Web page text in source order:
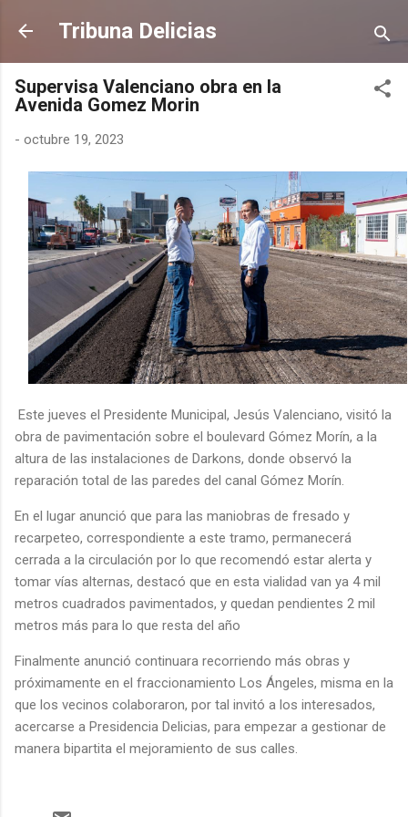
Ir al contenido principal
Tribuna Delicias
Supervisa Valenciano obra en la
Avenida Gomez Morin
- octubre 19, 2023
Este jueves el Presidente Municipal, Jesús Valenciano, visitó la
obra de pavimentación sobre el boulevard Gómez Morín, a la
altura de las instalaciones de Darkons, donde observó la
reparación total de las paredes del canal Gómez Morín.
En el lugar anunció que para las maniobras de fresado y
recarpeteo, correspondiente a este tramo, permanecerá
cerrada a la circulación por lo que recomendó estar alerta y
tomar vías alternas, destacó que en esta vialidad van ya 4 mil
metros cuadrados pavimentados, y quedan pendientes 2 mil
metros más para lo que resta del año
Finalmente anunció continuara recorriendo más obras y
próximamente en el fraccionamiento Los Ángeles, misma en la
que los vecinos colaboraron, por tal invitó a los interesados,
acercarse a Presidencia Delicias, para empezar a gestionar de
manera bipartita el mejoramiento de sus calles.